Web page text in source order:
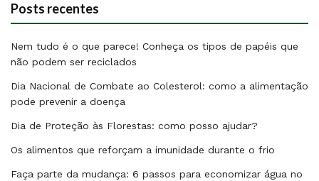
Posts recentes
Nem tudo é o que parece! Conheça os tipos de papéis que
não podem ser reciclados
Dia Nacional de Combate ao Colesterol: como a alimentação
pode prevenir a doença
Dia de Proteção às Florestas: como posso ajudar?
Os alimentos que reforçam a imunidade durante o frio
Faça parte da mudança: 6 passos para economizar água no